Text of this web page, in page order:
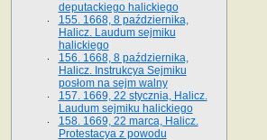
deputackiego halickiego
155. 1668, 8 października,
Halicz. Laudum sejmiku
halickiego
156. 1668, 8 października,
Halicz. Instrukcya Sejmiku
posłom na sejm walny
157. 1669, 22 stycznia, Halicz.
Laudum sejmiku halickiego
158. 1669, 22 marca, Halicz.
Protestacya z powodu